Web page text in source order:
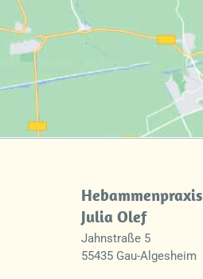
Hebammenpraxis
Julia Olef
Jahnstraße 5
55435 Gau-Algesheim